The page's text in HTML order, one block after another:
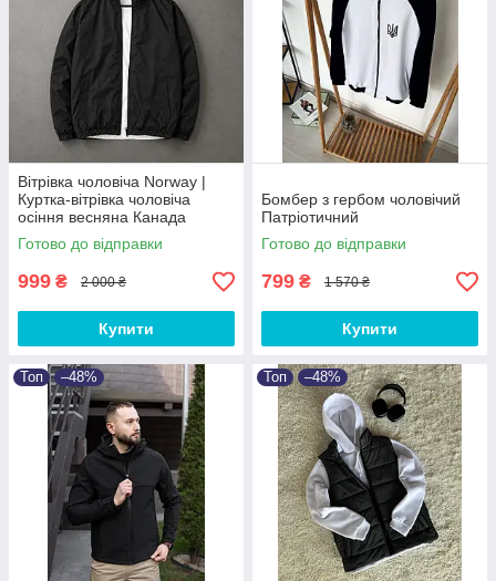
Вітрівка чоловіча Norway |
Куртка-вітрівка чоловіча
осіння весняна Канада
Готово до відправки
999 ₴ 2 000 ₴
Купити
Бомбер з гербом чоловічий
Патріотичний
Готово до відправки
799 ₴ 1 570 ₴
Купити
Топ –48% Топ –48%